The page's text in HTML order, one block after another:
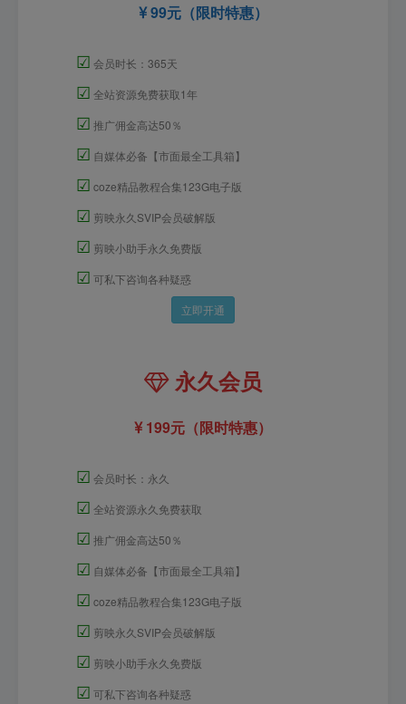
99元（限时特惠）
☑ 会员时长：365天
☑ 全站资源免费获取1年
☑ 推广佣金高达50％
☑ 自媒体必备【市面最全工具箱】
☑ coze精品教程合集123G电子版
☑ 剪映永久SVIP会员破解版
☑ 剪映小助手永久免费版
☑ 可私下咨询各种疑惑
立即开通
永久会员
199元（限时特惠）
☑ 会员时长：永久
☑ 全站资源永久免费获取
☑ 推广佣金高达50％
☑ 自媒体必备【市面最全工具箱】
☑ coze精品教程合集123G电子版
☑ 剪映永久SVIP会员破解版
☑ 剪映小助手永久免费版
☑ 可私下咨询各种疑惑